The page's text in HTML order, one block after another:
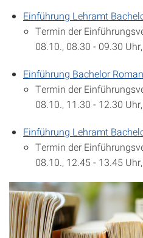
Einführung Lehramt
Termin der
08.10., 08.30 - 09.30
Einführung Bachelor
Termin der
08.10., 11.30 - 12.30
Einführung Lehramt
Termin der
08.10., 12.45 - 13.45